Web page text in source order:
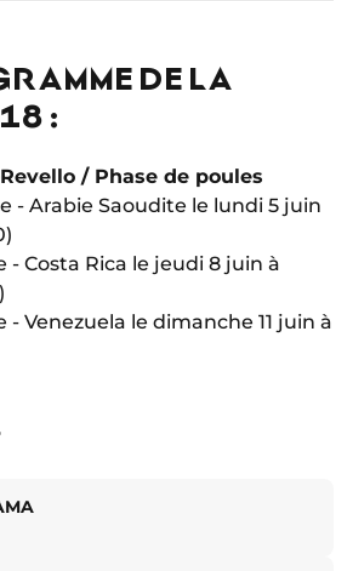
DE LA
:
/ Phase de poules
- Arabie Saoudite le lundi 5 juin
- Costa Rica le jeudi 8 juin à
- Venezuela le dimanche 11 juin à